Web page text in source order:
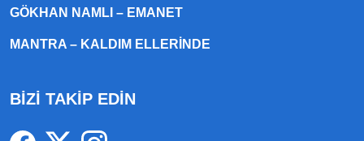
GÖKHAN NAMLI – EMANET
MANTRA – KALDIM ELLERINDE
BİZİ TAKİP EDİN